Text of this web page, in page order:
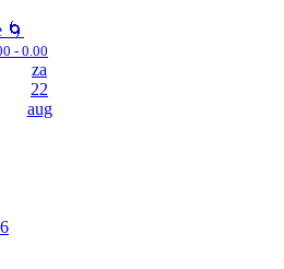
🌀
- 0.00
za
22
aug